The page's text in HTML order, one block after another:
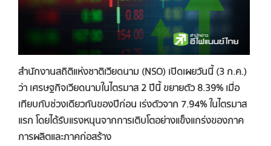
สำนักงานสถิติแห่งชาติเวียดนาม (NSO) เปิดเผยวันนี้ (3 ก.ค.)
ว่า เศรษฐกิจเวียดนามในไตรมาส 2 ปีนี้ ขยายตัว 8.39% เมื่อ
เทียบกับช่วงเดียวกันของปีก่อน เร่งตัวจาก 7.94% ในไตรมาส
แรก โดยได้รับแรงหนุนจากการเติบโตอย่างแข็งแกร่งของภาค
การผลิตและภาคก่อสร้าง